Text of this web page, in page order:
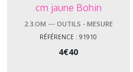
cm jaune Bohin
2.3.OM --- OUTILS - MESURE
RÉFÉRENCE : 91910
4€40